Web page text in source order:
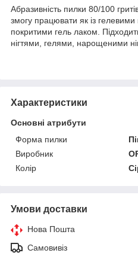
Абразивність пилки 80/100
змогу працювати як із гелевими
покритими гель лаком.
нігтями, гелями, нарощеними
Характеристики
Основні атрибути
Форма пилки
Виробник
Колір
Умови доставки
Нова Пошта
Самовивіз